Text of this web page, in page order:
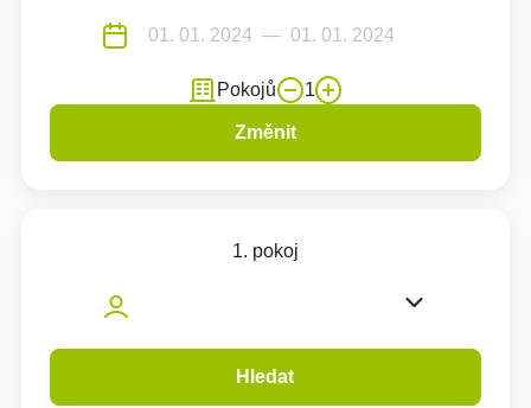
Pokojů 1
Změnit
1. pokoj
Hledat